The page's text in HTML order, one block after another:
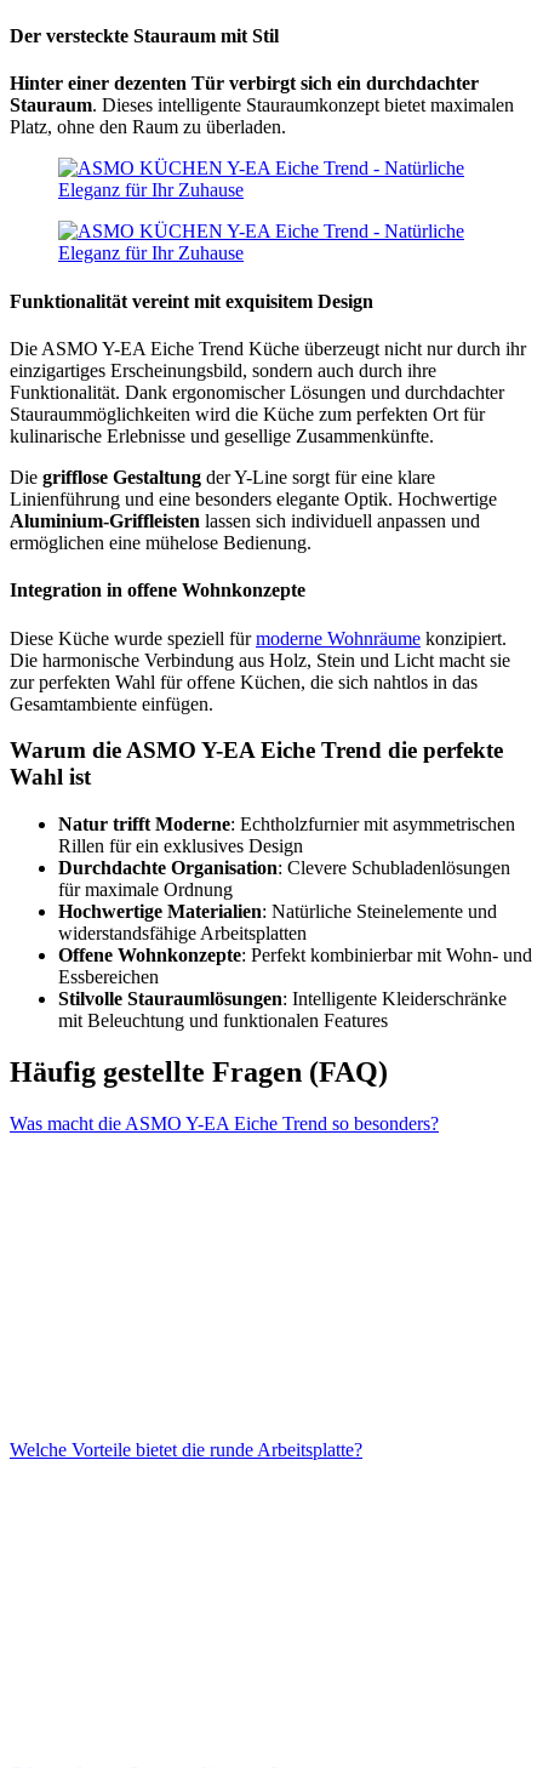
Der versteckte Stauraum mit Stil
Hinter einer dezenten Tür verbirgt sich ein durchdachter
Stauraum. Dieses intelligente Stauraumkonzept bietet maximalen
Platz, ohne den Raum zu überladen.
Funktionalität vereint mit exquisitem Design
Die ASMO Y-EA Eiche Trend Küche überzeugt nicht nur durch ihr
einzigartiges Erscheinungsbild, sondern auch durch ihre
Funktionalität. Dank ergonomischer Lösungen und durchdachter
Stauraummöglichkeiten wird die Küche zum perfekten Ort für
kulinarische Erlebnisse und gesellige Zusammenkünfte.
Die grifflose Gestaltung der Y-Line sorgt für eine klare
Linienführung und eine besonders elegante Optik. Hochwertige
Aluminium-Griffleisten lassen sich individuell anpassen und
ermöglichen eine mühelose Bedienung.
Integration in offene Wohnkonzepte
Diese Küche wurde speziell fürmoderne Wohnräume konzipiert.
Die harmonische Verbindung aus Holz, Stein und Licht macht sie
zur perfekten Wahl für offene Küchen, die sich nahtlos in das
Gesamtambiente einfügen.
Warum die ASMO Y-EA Eiche Trend die perfekte
Wahl ist
Natur trifft Moderne: Echtholzfurnier mit asymmetrischen
Rillen für ein exklusives Design
Durchdachte Organisation: Clevere Schubladenlösungen
für maximale Ordnung
Hochwertige Materialien: Natürliche Steinelemente und
widerstandsfähige Arbeitsplatten
Offene Wohnkonzepte: Perfekt kombinierbar mit Wohn- und
Essbereichen
Stilvolle Stauraumlösungen: Intelligente Kleiderschränke
mit Beleuchtung und funktionalen Features
Häufig gestellte Fragen (FAQ)
Was macht die ASMO Y-EA Eiche Trend so besonders?
Welche Vorteile bietet die runde Arbeitsplatte?